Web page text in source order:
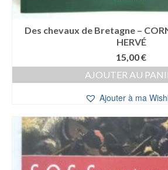
Des chevaux de Bretagne –
HERVÉ
15,00€
AJOUTER AU
Ajouter à ma